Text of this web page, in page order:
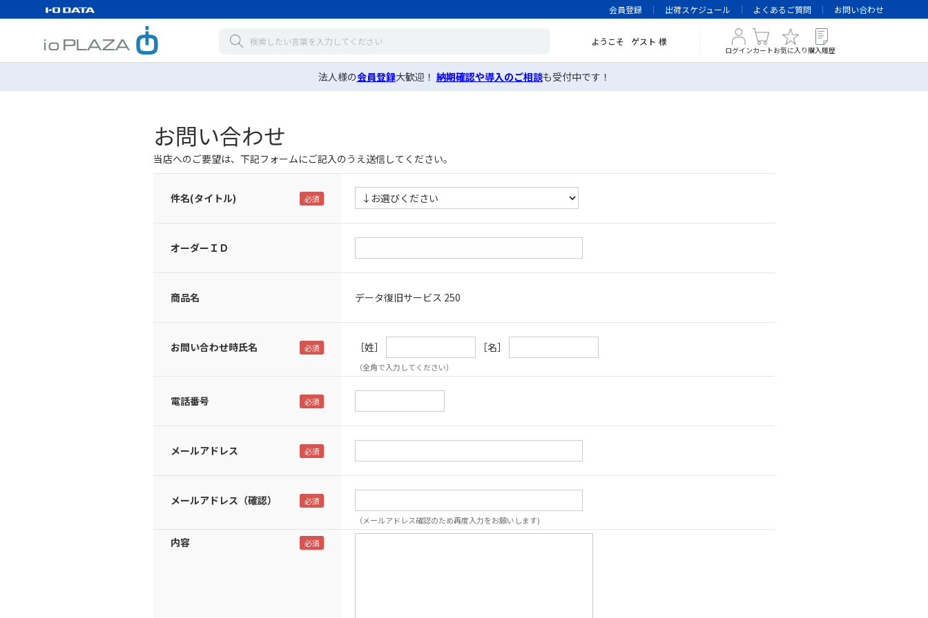
会員登録 出荷スケジュール よくあるご質問 お問い合わせ
ようこそ ゲスト 様
ログインカートお気に入り 購入履歴
法人様の会員登録大歓迎！ 納期確認や導入のご相談も受付中です！
お問い合わせ
当店へのご要望は、下記フォームにご記入のうえ送信してください。
件名(タイトル)
オーダーＩＤ
商品名 データ復旧サービス 250
お問い合わせ時氏名 ［姓］ ［名］
（全角で入力してください）
電話番号
メールアドレス
メールアドレス（確認）
（メールアドレス確認のため再度入力をお願いします)
内容